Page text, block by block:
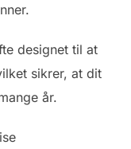
designet til at
sikrer, at dit
år.